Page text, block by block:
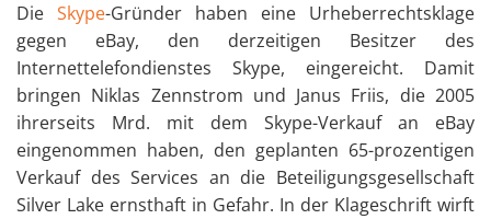
Die Skype-Gründer haben eine Urheberrechtsklage
gegen eBay, den derzeitigen Besitzer des
Internettelefondienstes Skype, eingereicht. Damit
bringen Niklas Zennstrom und Janus Friis, die 2005
ihrerseits Mrd. mit dem Skype-Verkauf an eBay
eingenommen haben, den geplanten 65-prozentigen
Verkauf des Services an die Beteiligungsgesellschaft
Silver Lake ernsthaft in Gefahr. In der Klageschrift wirft